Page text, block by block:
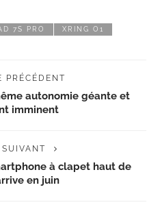
7S PRO XRING O1
PRÉCÉDENT
autonomie géante et
imminent
à clapet haut de
en juin